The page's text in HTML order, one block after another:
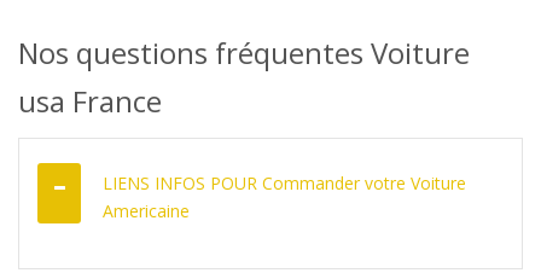
Nos questions fréquentes Voiture
usa France
LIENS INFOS POUR Commander votre Voiture
Americaine